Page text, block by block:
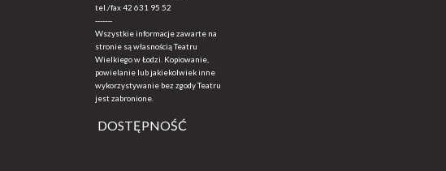
tel./fax42 631 95 52
-------
Wszystkie informacje zawarte na
stronie są własnością Teatru
Wielkiego w Łodzi. Kopiowanie,
powielanie lub jakiekolwiek inne
wykorzystywanie bez zgody Teatru
jest zabronione.
DOSTĘPNOŚĆ